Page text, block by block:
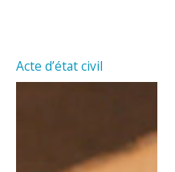
Acte d’état civil